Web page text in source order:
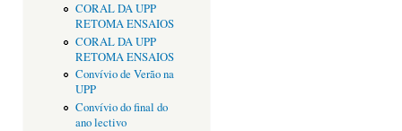
CORAL DA UPP
RETOMA ENSAIOS
CORAL DA UPP
RETOMA ENSAIOS
Convívio de Verão na
UPP
Convívio do final do
ano lectivo